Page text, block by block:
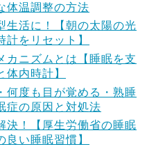
体温調整の方法
生活に！【朝の太陽の光
計をリセット】
カニズムとは【睡眠を支
体内時計】
何度も目が覚める・熟睡
症の原因と対処法
決！【厚生労働省の睡眠
良い睡眠習慣】